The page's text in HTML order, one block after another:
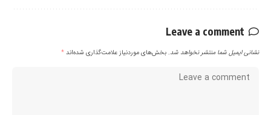
Leave a comment
نشانی ایمیل شما منتشر نخواهد شد. بخش‌های موردنیاز علامت‌گذاری شده‌اند*